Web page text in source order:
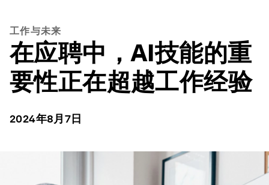
工作与未来
在应聘中，AI技能的重
要性正在超越工作经验
2024年8月7日